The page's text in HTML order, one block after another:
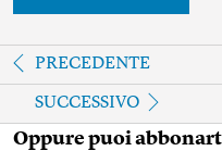
PRECEDENTE
SUCCESSIVO
Oppure puoi